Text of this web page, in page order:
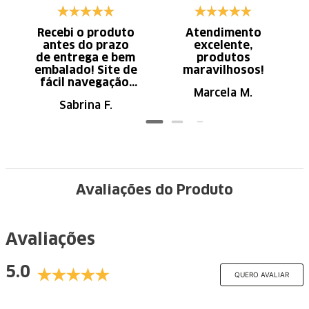
Recebi o produto
antes do prazo
de entrega e bem
embalado! Site de
fácil navegação.
Sabrina F.
Atendimento
excelente,
produtos
maravilhosos!
Marcela M.
Avaliações do Produto
Avaliações
5.0
QUERO AVALIAR